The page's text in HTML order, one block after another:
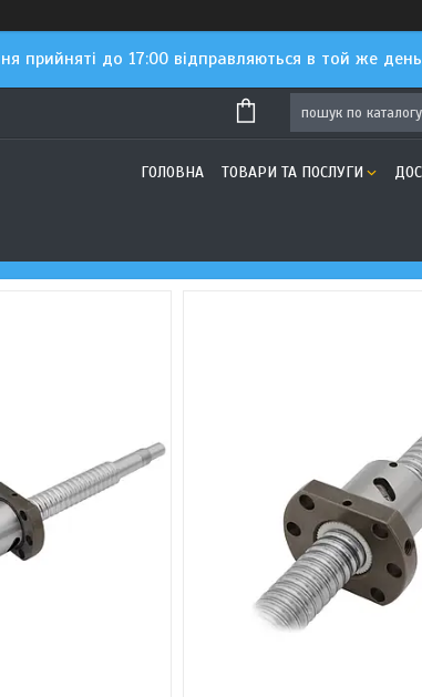
прийняті до 17:00 відправляються в той же
ГОЛОВНА ТОВАРИ ТА ПОСЛУГИ